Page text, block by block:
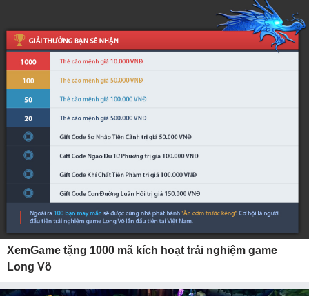
XemGame tặng 1000 mã kích hoạt trải nghiệm game
Long Võ